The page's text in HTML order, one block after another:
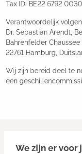
Tax ID: BE22 6792
Verantwoordelijk
Dr. Sebastian Arendt,
Bahrenfelder Chaussee
22761 Hamburg,
Wij zijn bereid deel te
een
We zijn er voor